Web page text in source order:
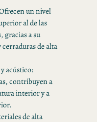
un nivel
al de las
gracias a su
de alta
acústico:
contribuyen a
interior y a
de alta